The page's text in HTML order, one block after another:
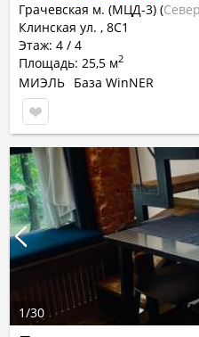
Грачевская м. (МЦД-3) (
Клинская ул. , 8С1
Этаж: 4 / 4
Площадь: 25,5 м2
МИЭЛЬ База WinNER
1/30